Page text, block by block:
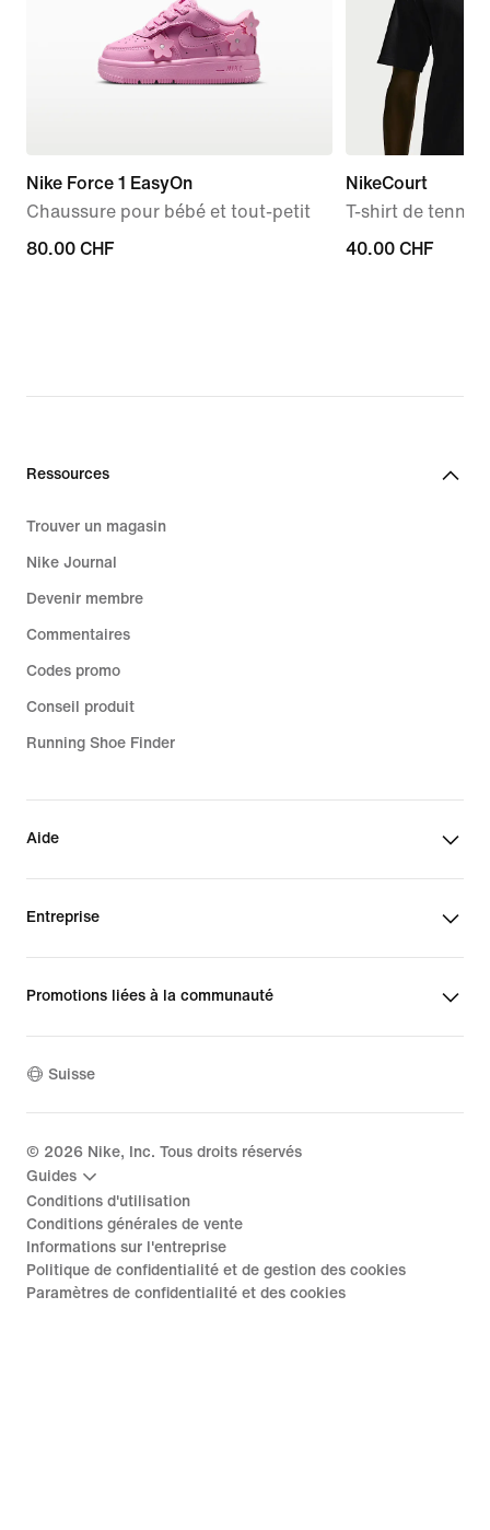
Nike Force 1 EasyOn
Chaussure pour bébé et tout-petit
80.00 CHF
80.00 CHF
NikeCourt
T-shirt de tennis
40.00 CHF
40.00 CHF
Ressources
Trouver un magasin
Nike Journal
Devenir membre
Commentaires
Codes promo
Conseil produit
Running Shoe Finder
Aide
Entreprise
Promotions liées à la communauté
Suisse
© 2026 Nike, Inc. Tous droits réservés
Guides
Conditions d'utilisation
Conditions générales de vente
Informations sur l'entreprise
Politique de confidentialité et de gestion des cookies
Paramètres de confidentialité et des cookies